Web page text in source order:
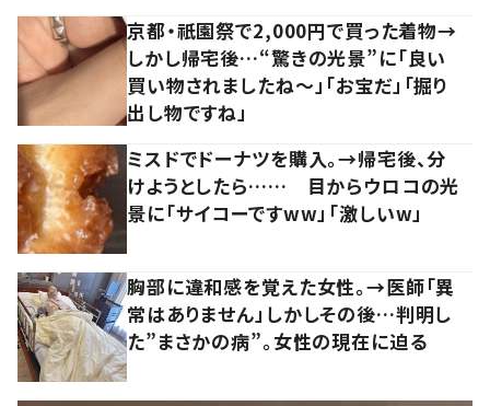
京都・祇園祭で2,000円で買った着物→
しかし帰宅後…“驚きの光景”に「良い
買い物されましたね～」「お宝だ」「掘り
出し物ですね」
ミスドでドーナツを購入。→帰宅後、分
けようとしたら…… 目からウロコの光
景に「サイコーですww」「激しいw」
胸部に違和感を覚えた女性。→医師「異
常はありません」しかしその後…判明し
た”まさかの病”。女性の現在に迫る